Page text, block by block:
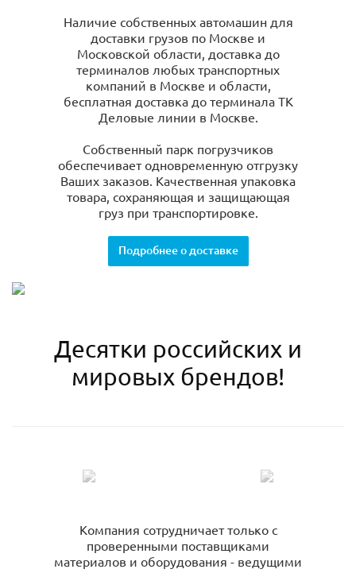
Наличие собственных автомашин для
доставки грузов по Москве и
Московской области, доставка до
терминалов любых транспортных
компаний в Москве и области,
бесплатная доставка до терминала ТК
Деловые линии в Москве.
Собственный парк погрузчиков
обеспечивает одновременную отгрузку
Ваших заказов. Качественная упаковка
товара, сохраняющая и защищающая
груз при транспортировке.
Подробнее о доставке
Десятки российских и
мировых брендов!
Компания сотрудничает только с
проверенными поставщиками
материалов и оборудования - ведущими